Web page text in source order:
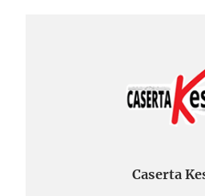
Caserta